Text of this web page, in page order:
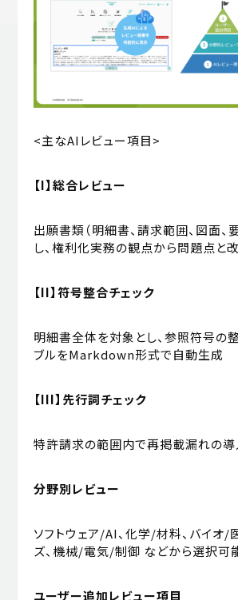
<主なAIレビュー項目>
【I】総合レビュー
出願書類（明細書、請求範囲、図面、
し、権利化実務の観点から問題点と
【II】符号整合チェック
明細書全体を対象とし、参照符号の
ブルをMarkdown形式で自動生成
【III】先行詞チェック
特許請求の範囲内で再掲載漏れの
分野別レビュー
ソフトウェア/AI、化学/材料、バイオ/
ズ、機械/電気/制御 などから選択可
ユーザー追加レビュー項目